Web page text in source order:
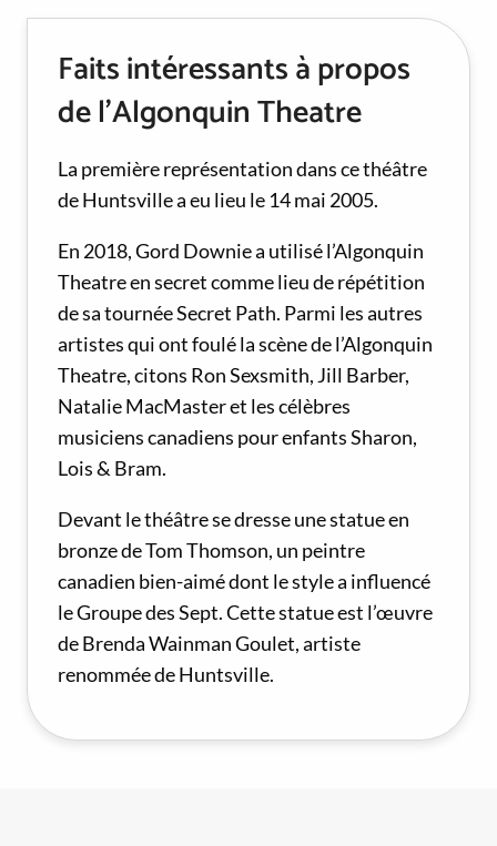
Faits intéressants à propos
de l’Algonquin Theatre
La première représentation dans ce théâtre
de Huntsville a eu lieu le 14 mai 2005.
En 2018, Gord Downie a utilisé l’Algonquin
Theatre en secret comme lieu de répétition
de sa tournée Secret Path. Parmi les autres
artistes qui ont foulé la scène de l’Algonquin
Theatre, citons Ron Sexsmith, Jill Barber,
Natalie MacMaster et les célèbres
musiciens canadiens pour enfants Sharon,
Lois & Bram.
Devant le théâtre se dresse une statue en
bronze de Tom Thomson, un peintre
canadien bien-aimé dont le style a influencé
le Groupe des Sept. Cette statue est l’œuvre
de Brenda Wainman Goulet, artiste
renommée de Huntsville.